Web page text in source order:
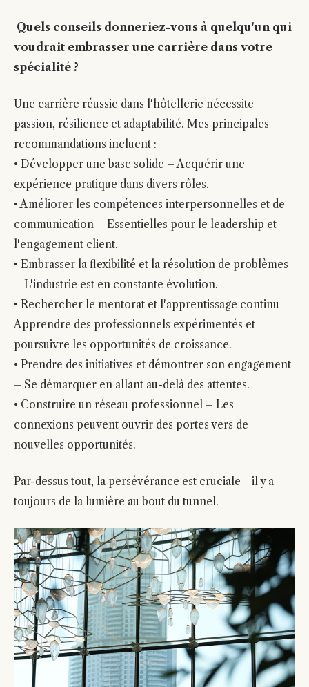
Quels conseils donneriez-vous à quelqu'un qui
voudrait embrasser une carrière dans votre
spécialité ?
Une carrière réussie dans l'hôtellerie nécessite
passion, résilience et adaptabilité. Mes principales
recommandations incluent :
• Développer une base solide – Acquérir une
expérience pratique dans divers rôles.
• Améliorer les compétences interpersonnelles et de
communication – Essentielles pour le leadership et
l'engagement client.
• Embrasser la flexibilité et la résolution de problèmes
– L'industrie est en constante évolution.
• Rechercher le mentorat et l'apprentissage continu –
Apprendre des professionnels expérimentés et
poursuivre les opportunités de croissance.
• Prendre des initiatives et démontrer son engagement
– Se démarquer en allant au-delà des attentes.
• Construire un réseau professionnel – Les
connexions peuvent ouvrir des portes vers de
nouvelles opportunités.
Par-dessus tout, la persévérance est cruciale—il y a
toujours de la lumière au bout du tunnel.